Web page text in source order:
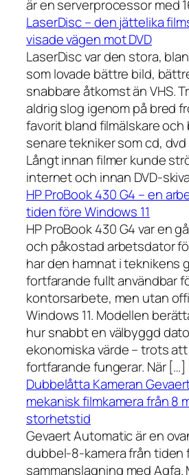
är en serverprocessor med
LaserDisc – den jättelika
visade vägen mot DVD
LaserDisc var den stora,
som lovade bättre bild,
snabbare åtkomst än VHS.
aldrig slog igenom på bred
favorit bland filmälskare och
senare tekniker som cd, dvd
Långt innan filmer kunde
internet och innan DVD-
HP ProBook 430 G4 – en
tiden före Windows 11
HP ProBook 430 G4 var en
och påkostad arbetsdator
har den hamnat i teknikens
fortfarande fullt användbar
kontorsarbete, men utan
Windows 11. Modellen
hur snabbt en välbyggd
ekonomiska värde – trots
fortfarande fungerar. När […]
Dubbelåtta Kameran
mekanisk filmkamera från 8
storhetstid
Gevaert Automatic är en
dubbel-8-kamera från tiden
sammanslagning med Agfa.